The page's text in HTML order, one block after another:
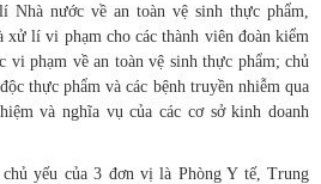
Nhà nước về an toàn vệ sinh thực phẩm,
xử lí vi phạm cho các thành viên đoàn kiểm
vi phạm về an toàn vệ sinh thực phẩm; chủ
thực phẩm và các bệnh truyền nhiễm qua
và nghĩa vụ của các cơ sở kinh doanh
yếu của 3 đơn vị là Phòng Y tế, Trung